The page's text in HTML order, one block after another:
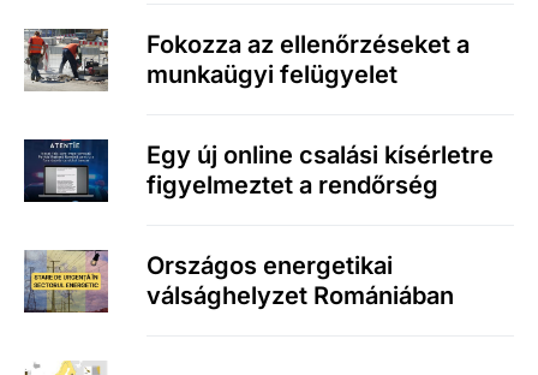
Fokozza az ellenőrzéseket a
munkaügyi felügyelet
Egy új online csalási kísérletre
figyelmeztet a rendőrség
Országos energetikai
válsághelyzet Romániában